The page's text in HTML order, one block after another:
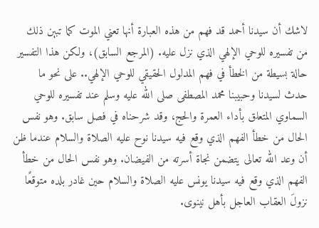
لاشك أن سيدنا أحمد قد فهم من هذه العبارة أنها تعني الموت كما تبين ذلك
من تفسيره للوحي الإلهي الذي نزل عليه. (المرجع السابق)، ولكن هذا التفسير
حالة بسيطة من الخطأ في فهم المدلول الحقيقي للوحي الإلهي.. على نحو ما
حدث لسيدنا وحبيبنا محمد المصطفى صلى الله عليه وسلم عند تفسيره للوحي
السماوي المتعلق بأداء العمرة والحج، وقد شرحناه في فصل سابق. وهو نفس
الحال من خطأ الفهم الذي وقع فيه سيدنا نوح عليه الصلاة والسلام عندما ظن
أن وعد الله تعالى يتضمن نجاة أسرته من الفيضان. وهو نفس الحال من خطأ
الفهم الذي وقع فيه سيدنا يونس عليه الصلاة والسلام حين غادر بلده متوقعًا
نزولَ العقاب العاجل بأهل نينوى.